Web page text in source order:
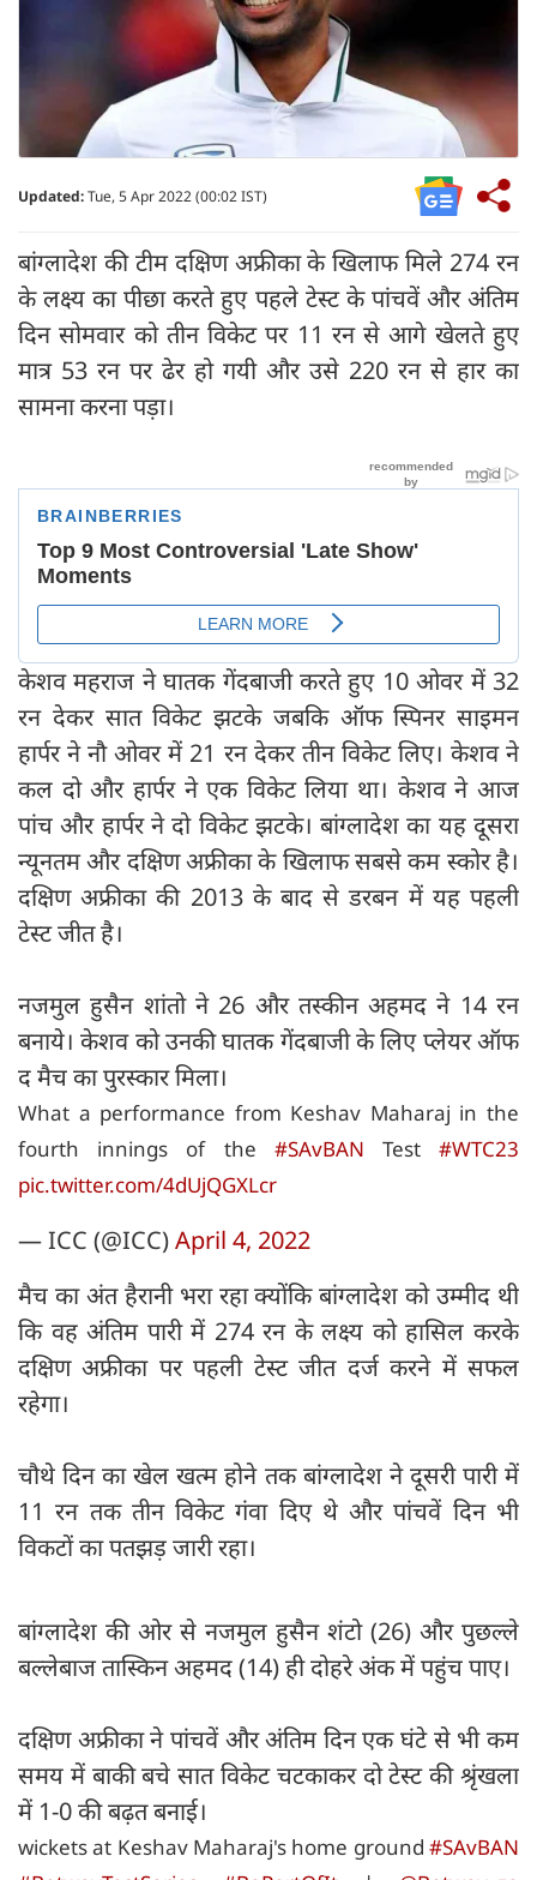
Updated:Tue, 5 Apr 2022 (00:02 IST)
बांग्लादेश की टीम दक्षिण अफ्रीका के खिलाफ मिले 274 रन
के लक्ष्य का पीछा करते हुए पहले टेस्ट के पांचवें और अंतिम
दिन सोमवार को तीन विकेट पर 11 रन से आगे खेलते हुए
मात्र 53 रन पर ढेर हो गयी और उसे 220 रन से हार का
सामना करना पड़ा।
केशव महराज ने घातक गेंदबाजी करते हुए 10 ओवर में 32
रन देकर सात विकेट झटके जबकि ऑफ स्पिनर साइमन
हार्पर ने नौ ओवर में 21 रन देकर तीन विकेट लिए। केशव ने
कल दो और हार्पर ने एक विकेट लिया था। केशव ने आज
पांच और हार्पर ने दो विकेट झटके। बांग्लादेश का यह दूसरा
न्यूनतम और दक्षिण अफ्रीका के खिलाफ सबसे कम स्कोर है।
दक्षिण अफ्रीका की 2013 के बाद से डरबन में यह पहली
टेस्ट जीत है।
नजमुल हुसैन शांतो ने 26 और तस्कीन अहमद ने 14 रन
बनाये। केशव को उनकी घातक गेंदबाजी के लिए प्लेयर ऑफ
द मैच का पुरस्कार मिला।
What a performance from Keshav Maharaj in the
fourth innings of the #SAvBAN Test#WTC23
pic.twitter.com/4dUjQGXLcr
— ICC (@ICC)April 4, 2022
मैच का अंत हैरानी भरा रहा क्योंकि बांग्लादेश को उम्मीद थी
कि वह अंतिम पारी में 274 रन के लक्ष्य को हासिल करके
दक्षिण अफ्रीका पर पहली टेस्ट जीत दर्ज करने में सफल
रहेगा।
चौथे दिन का खेल खत्म होने तक बांग्लादेश ने दूसरी पारी में
11 रन तक तीन विकेट गंवा दिए थे और पांचवें दिन भी
विकटों का पतझड़ जारी रहा।
बांग्लादेश की ओर से नजमुल हुसैन शंटो (26) और पुछल्ले
बल्लेबाज तास्किन अहमद (14) ही दोहरे अंक में पहुंच पाए।
दक्षिण अफ्रीका ने पांचवें और अंतिम दिन एक घंटे से भी कम
समय में बाकी बचे सात विकेट चटकाकर दो टेस्ट की श्रृंखला
में 1-0 की बढ़त बनाई।
wickets at Keshav Maharaj's home ground #SAvBAN